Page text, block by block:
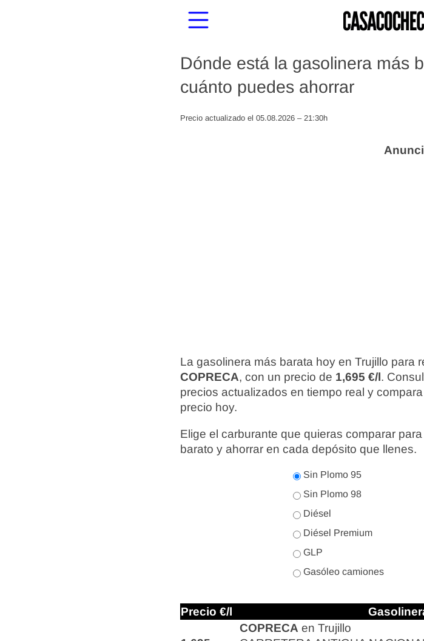
Dónde está la gasolinera más
cuánto puedes ahorrar
Precio actualizado el 05.08.2026 – 21:30h
La gasolinera más barata hoy en Trujillo para
COPRECA, con un precio de 1,695 €/l.
precios actualizados en tiempo real y
precio hoy.
Elige el carburante que quieras comparar
barato y ahorrar en cada depósito que llenes.
Sin Plomo 95
Sin Plomo 98
Diésel
Diésel Premium
GLP
Gasóleo camiones
Precio €/l
COPRECA en Trujillo